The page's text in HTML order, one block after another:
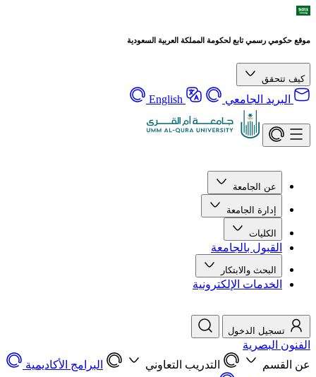
موقع حكومي رسمي تابع لحكومة المملكة العربية السعودية
كيف تتحقق
البريد الجامعي English
عن الجامعة
إدارة الجامعة
الكليات
القبول بالجامعة
البحث والابتكار
الخدمات الإلكترونية
تسجيل الدخول
الفنون البصرية
عن القسم
التدريب التعاوني
البرامج الأكاديمية